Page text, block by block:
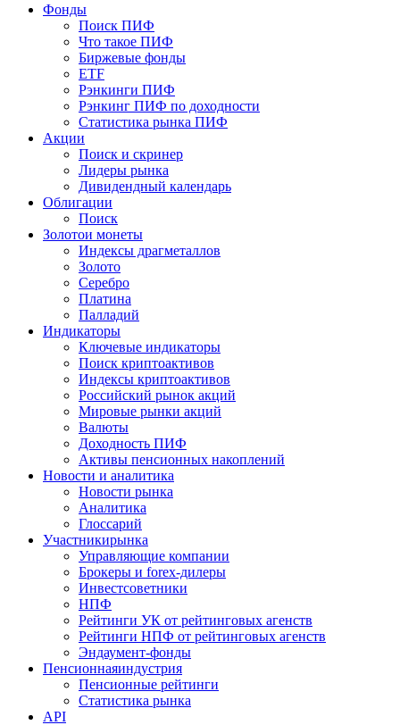
Фонды
Поиск ПИФ
Что такое ПИФ
Биржевые фонды
ETF
Рэнкинги ПИФ
Рэнкинг ПИФ по доходности
Статистика рынка ПИФ
Акции
Поиск и скринер
Лидеры рынка
Дивидендный календарь
Облигации
Поиск
Золотои монеты
Индексы драгметаллов
Золото
Серебро
Платина
Палладий
Индикаторы
Ключевые индикаторы
Поиск криптоактивов
Индексы криптоактивов
Российский рынок акций
Мировые рынки акций
Валюты
Доходность ПИФ
Активы пенсионных накоплений
Новости и аналитика
Новости рынка
Аналитика
Глоссарий
Участникирынка
Управляющие компании
Брокеры и forex-дилеры
Инвестсоветники
НПФ
Рейтинги УК от рейтинговых агенств
Рейтинги НПФ от рейтинговых агенств
Эндаумент-фонды
Пенсионнаяиндустрия
Пенсионные рейтинги
Статистика рынка
API